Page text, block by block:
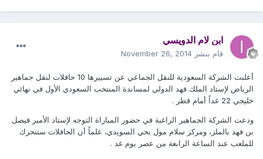
ابن لام الدويسي
قام بنشر November 26, 2014
أعلنت الشركة السعودية للنقل الجماعي عن تسييرها 10 حافلات لنقل جماهير
الرياض لإستاد الملك فهد الدولي لمساندة المنتخب السعودي الأول في نهائي
خليجي 22 غداً أمام قطر .
ودعت الشركة الجماهير الراغبة في حضور المباراة التوجه لإستاد الأمير فيصل
بن فهد بالملز، ومركز سلام مول بحي السويدي، علماً أن الحافلات ستتحرك
للملعب عند الساعة الرابعة من عصر يوم غد .